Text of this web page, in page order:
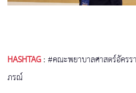
HASHTAG:#คณะพยาบาลศาสตร์อัคร
ภรณ์